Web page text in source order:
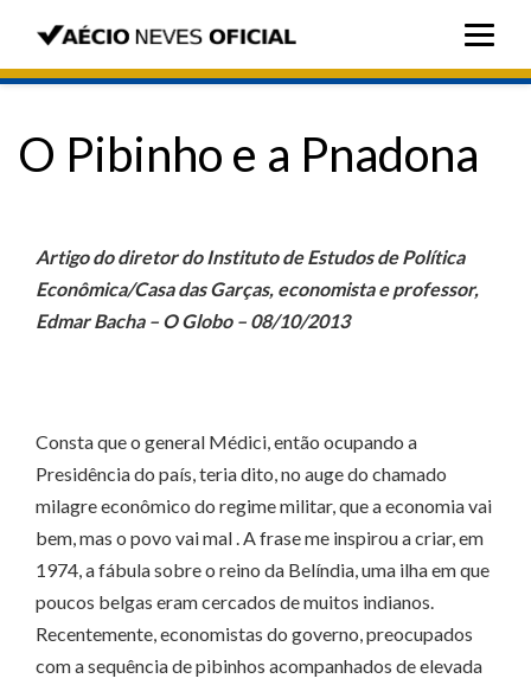
O Pibinho e a Pnadona
Artigo do diretor do Instituto de Estudos de Política
Econômica/Casa das Garças, economista e professor,
Edmar Bacha – O Globo – 08/10/2013
Consta que o general Médici, então ocupando a
Presidência do país, teria dito, no auge do chamado
milagre econômico do regime militar, que a economia vai
bem, mas o povo vai mal . A frase me inspirou a criar, em
1974, a fábula sobre o reino da Belíndia, uma ilha em que
poucos belgas eram cercados de muitos indianos.
Recentemente, economistas do governo, preocupados
com a sequência de pibinhos acompanhados de elevada